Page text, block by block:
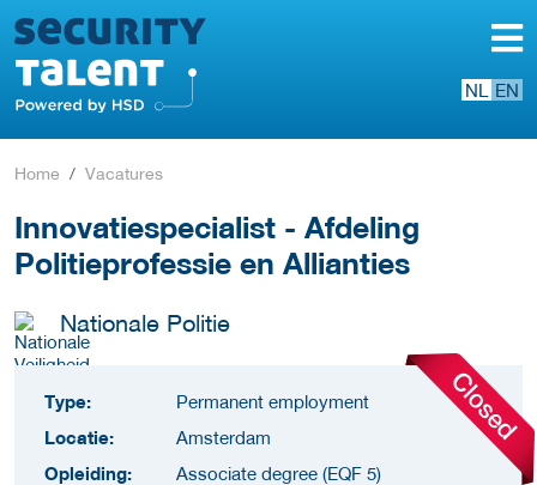
NL EN
Home Vacatures
Innovatiespecialist - Afdeling
Politieprofessie en Allianties
Nationale Politie
Type:
Permanent employment
Locatie:
Amsterdam
Opleiding:
Associate degree (EQF 5)